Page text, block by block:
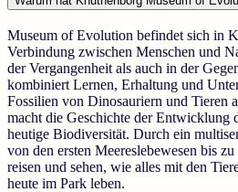
Museum of Evolution befindet sich in
Verbindung zwischen Menschen und
der Vergangenheit als auch in der
kombiniert Lernen, Erhaltung und
Fossilien von Dinosauriern und Tieren
macht die Geschichte der Entwicklung
heutige Biodiversität. Durch ein
von den ersten Meereslebewesen bis
reisen und sehen, wie alles mit den
heute im Park leben.